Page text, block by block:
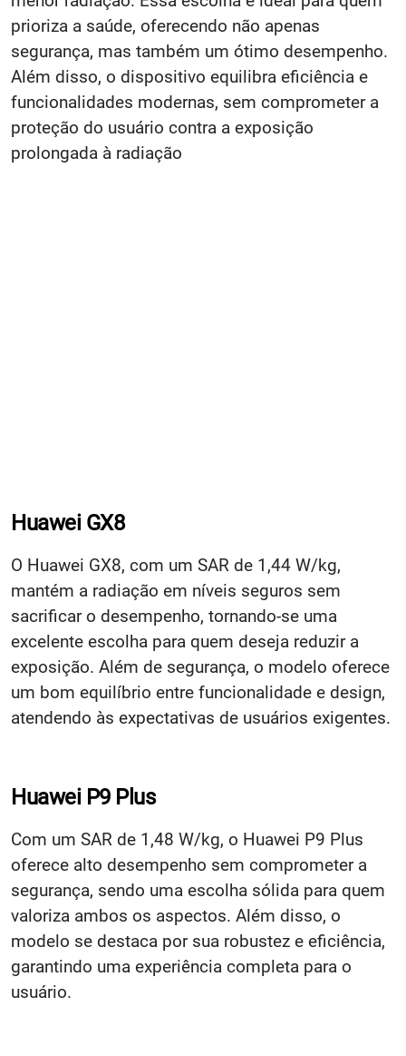
prioriza a saúde, oferecendo não apenas
segurança, mas também um ótimo desempenho.
Além disso, o dispositivo equilibra eficiência e
funcionalidades modernas, sem comprometer a
proteção do usuário contra a exposição
prolongada à radiação
Huawei GX8
O Huawei GX8, com um SAR de 1,44 W/kg,
mantém a radiação em níveis seguros sem
sacrificar o desempenho, tornando-se uma
excelente escolha para quem deseja reduzir a
exposição. Além de segurança, o modelo oferece
um bom equilíbrio entre funcionalidade e design,
atendendo às expectativas de usuários exigentes.
Huawei P9 Plus
Com um SAR de 1,48 W/kg, o Huawei P9 Plus
oferece alto desempenho sem comprometer a
segurança, sendo uma escolha sólida para quem
valoriza ambos os aspectos. Além disso, o
modelo se destaca por sua robustez e eficiência,
garantindo uma experiência completa para o
usuário.